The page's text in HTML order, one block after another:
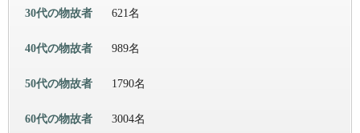
30代の物故者 621名
40代の物故者 989名
50代の物故者 1790名
60代の物故者 3004名